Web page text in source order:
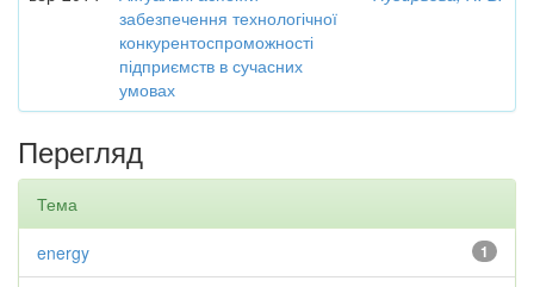
забезпечення технологічної
конкурентоспроможності
підприємств в сучасних
умовах
Перегляд
Тема
1
energy